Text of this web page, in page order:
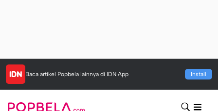
Baca artikel Popbela lainnya di IDN App Install